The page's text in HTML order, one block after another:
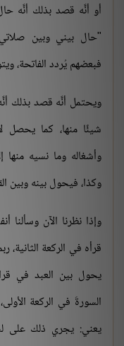
أو أنَّه قصد بذلك أنَّه
"حال بيني وبين
فبعضهم يُردد الفاتحة،
ويحتمل أنَّه قصد بذلك
شيئًا منها، كما يحصل
وأشغاله وما نسيه منها
وكذا، فيحول بينه وبين
وإذا نظرنا الآن وسألنا
قرأه في الركعة الثانية،
يحول بين العبد في
السورةَ في الركعة
يعني: يجري ذلك على